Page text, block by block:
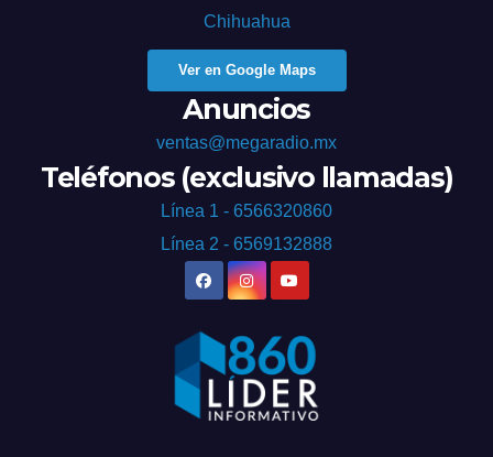
Chihuahua
Ver en Google Maps
Anuncios
ventas@megaradio.mx
Teléfonos (exclusivo llamadas)
Línea 1 - 6566320860
Línea 2 - 6569132888